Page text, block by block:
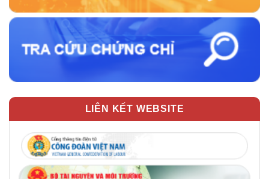
LIÊN KẾT WEBSITE